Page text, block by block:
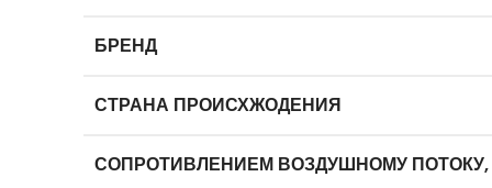
БРЕНД
СТРАНА ПРОИСХЖОДЕНИЯ
СОПРОТИВЛЕНИЕМ ВОЗДУШНОМУ ПОТОКУ,